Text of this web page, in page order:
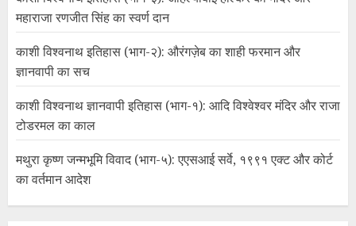
महाराजा रणजीत सिंह का स्वर्ण दान
काशी विश्वनाथ इतिहास (भाग-२): औरंगज़ेब का शाही फरमान और
ज्ञानवापी का सच
काशी विश्वनाथ ज्ञानवापी इतिहास (भाग-१): आदि विश्वेश्वर मंदिर और राजा
टोडरमल का काल
मथुरा कृष्ण जन्मभूमि विवाद (भाग-५): एएसआई सर्वे, १९९१ एक्ट और कोर्ट
का वर्तमान आदेश